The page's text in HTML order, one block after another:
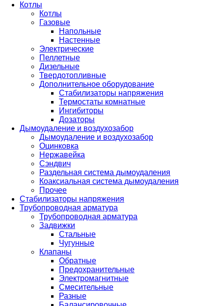
Котлы
Котлы
Газовые
Напольные
Настенные
Электрические
Пеллетные
Дизельные
Твердотопливные
Дополнительное оборудование
Стабилизаторы напряжения
Термостаты комнатные
Ингибиторы
Дозаторы
Дымоудаление и воздухозабор
Дымоудаление и воздухозабор
Оцинковка
Нержавейка
Сэндвич
Раздельная система дымоудаления
Коаксиальная система дымоудаления
Прочее
Стабилизаторы напряжения
Трубопроводная арматура
Трубопроводная арматура
Задвижки
Стальные
Чугунные
Клапаны
Обратные
Предохранительные
Электромагнитные
Смесительные
Разные